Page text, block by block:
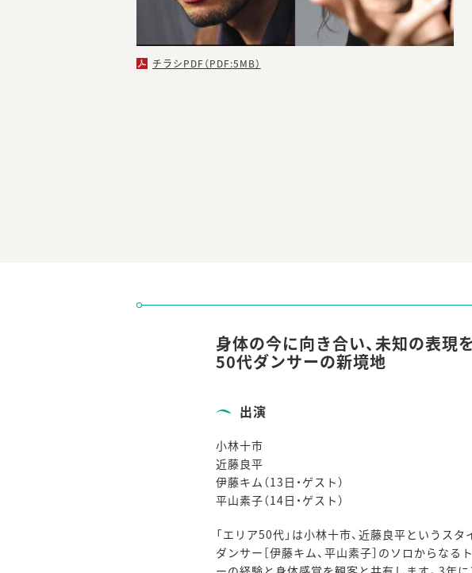
チラシPDF（PDF:5MB）
身体の今に向き合い、未知の表現
50代ダンサーの新境地
出演
小林十市
近藤良平
伊藤キム（13日・ゲスト）
平山素子（14日・ゲスト）
「エリア50代」は小林十市、近藤良平というス
ダンサー［伊藤キム、平山素子］のソロからな